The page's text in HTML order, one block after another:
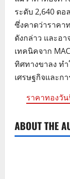
ระดับ 2,640 ด
ซึ่งคาดว่าราคา
ดังกล่าว และอ
เทคนิคจาก
ทิศทางขาลง ท
เศรษฐกิจและก
ราคาทองวั
ABOUT THE